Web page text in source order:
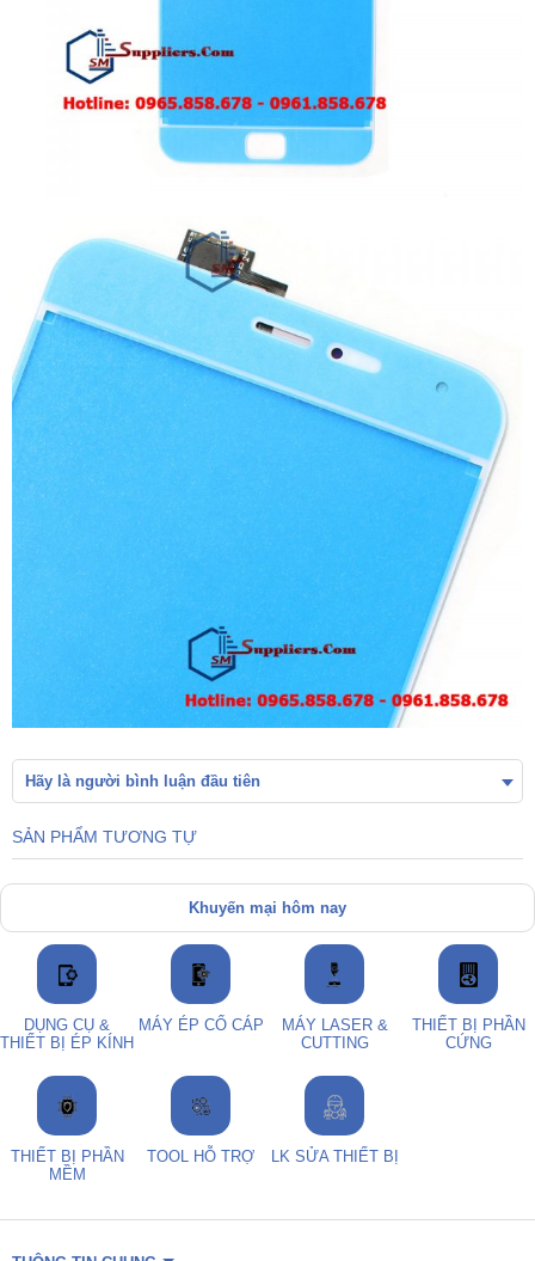
Hãy là người bình luận đầu tiên
SẢN PHẨM TƯƠNG TỰ
Khuyến mại hôm nay
DỤNG CỤ &
THIẾT BỊ ÉP KÍNH
MÁY ÉP CỔ CÁP
MÁY LASER &
CUTTING
THIẾT BỊ PHẦN
CỨNG
THIẾT BỊ PHẦN
MỀM
TOOL HỖ TRỢ LK SỬA THIẾT BỊ